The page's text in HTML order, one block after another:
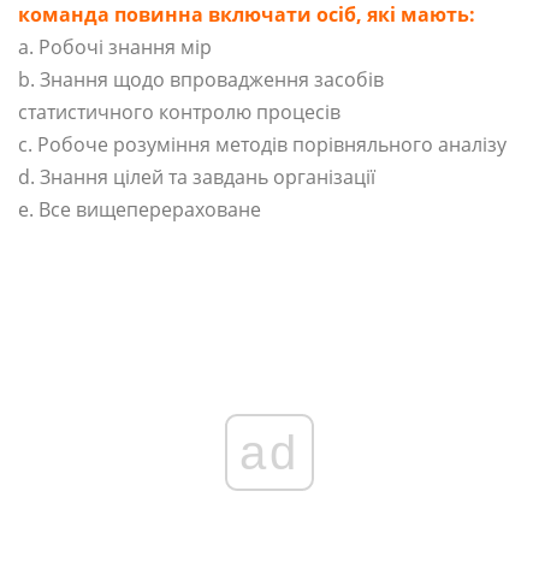
команда повинна включати осіб, які мають:
a. Робочі знання мір
b. Знання щодо впровадження засобів
статистичного контролю процесів
c. Робоче розуміння методів порівняльного аналізу
d. Знання цілей та завдань організації
e. Все вищеперераховане
ad